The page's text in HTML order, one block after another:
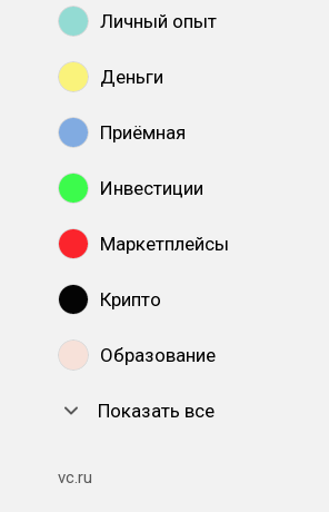
Личный опыт
Деньги
Приёмная
Инвестиции
Маркетплейсы
Крипто
Образование
Показать все
vc.ru